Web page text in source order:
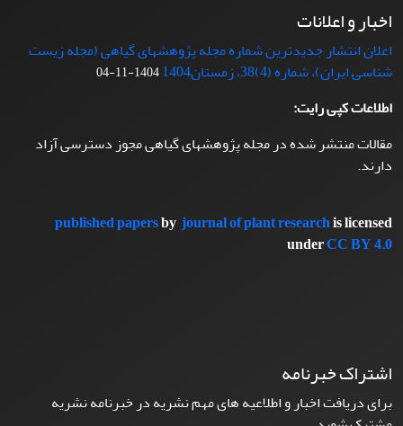
اخبار و اعلانات
اعلان انتشار جدیدترین شماره مجله پژوهشهای گیاهی (مجله زیست
شناسی ایران)، شماره (4)38، زمستان1404
1404-11-04
اطلاعات کپی رایت:
مقالات منتشر شده در مجله پژوهشهای گیاهی مجوز دسترسی آزاد
دارند.
published papersbyjournal of plant researchis licensed
underCC BY 4.0
اشتراک خبرنامه
برای دریافت اخبار و اطلاعیه های مهم نشریه در خبرنامه نشریه